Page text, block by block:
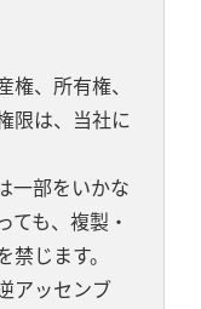
、所有権、
限は、当社に
一部をいかな
ても、複製・
じます。
アッセンブ